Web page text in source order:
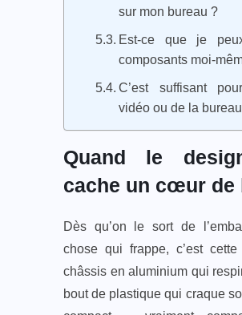
sur mon bureau ?
Est-ce que je
composants moi-
C’est suffisant
vidéo ou de la
Quand le
cache un cœur de
Dès qu’on le sort de
chose qui frappe, c’est
châssis en aluminium qui
bout de plastique qui craque